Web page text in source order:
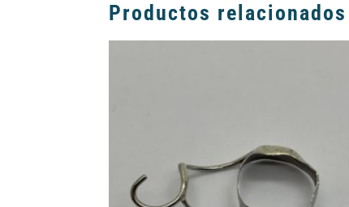
Productos relacionados